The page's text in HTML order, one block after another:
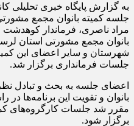
به گزارش پایگاه خبری تحلیلی
جلسه کمیته بانوان مجمع
مراد ناصری، فرماندار
بانوان مجمع مشورتی استان
شهرستان و سایر اعضای این
جلسات فرمانداری برگزار شد.
اعضای جلسه به بحث و تبادل
بانوان و تقویت این برنامه‌ها
مقرر شد جلسات کارگروه‌های
برگزار شود.